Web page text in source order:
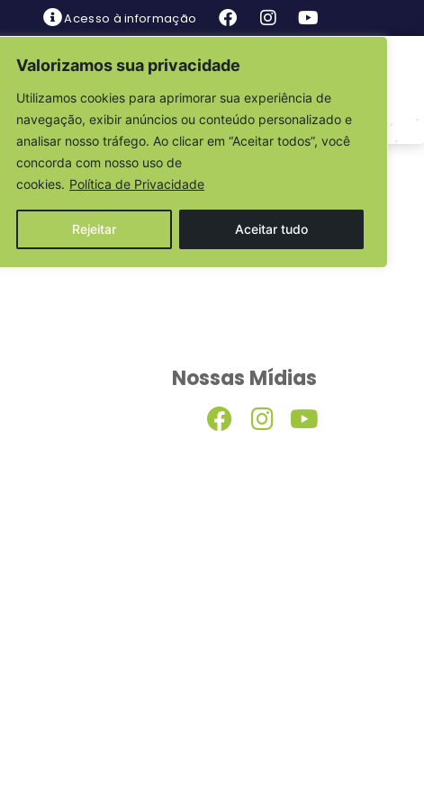
Valorizamos sua privacidade
Utilizamos cookies para aprimorar sua experiência de
navegação, exibir anúncios ou conteúdo personalizado e
analisar nosso tráfego. Ao clicar em “Aceitar todos”, você
concorda com nosso uso de
cookies. Política de Privacidade
Rejeitar Aceitar tudo
Acesso à informação
Fale Conosco
2020
Nossas Mídias